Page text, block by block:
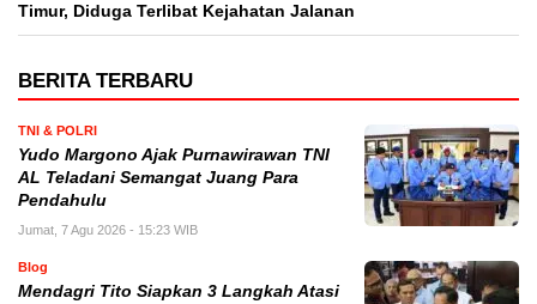
Timur, Diduga Terlibat Kejahatan Jalanan
BERITA TERBARU
TNI & POLRI
Yudo Margono Ajak Purnawirawan TNI
AL Teladani Semangat Juang Para
Pendahulu
Jumat, 7 Agu 2026 - 15:23 WIB
Blog
Mendagri Tito Siapkan 3 Langkah Atasi